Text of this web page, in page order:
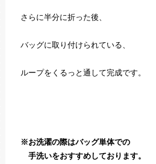
さらに半分に折った後、
バッグに取り付けられている、
ループをくるっと通して完成です。
※お洗濯の際はバッグ単体での
手洗いをおすすめしております。